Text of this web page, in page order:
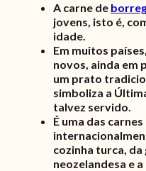
A carne de
jovens, isto é,
idade.
Em muitos
novos, ainda em
um prato
simboliza a
talvez servido.
É uma das
cozinha turca,
neozelandesa e